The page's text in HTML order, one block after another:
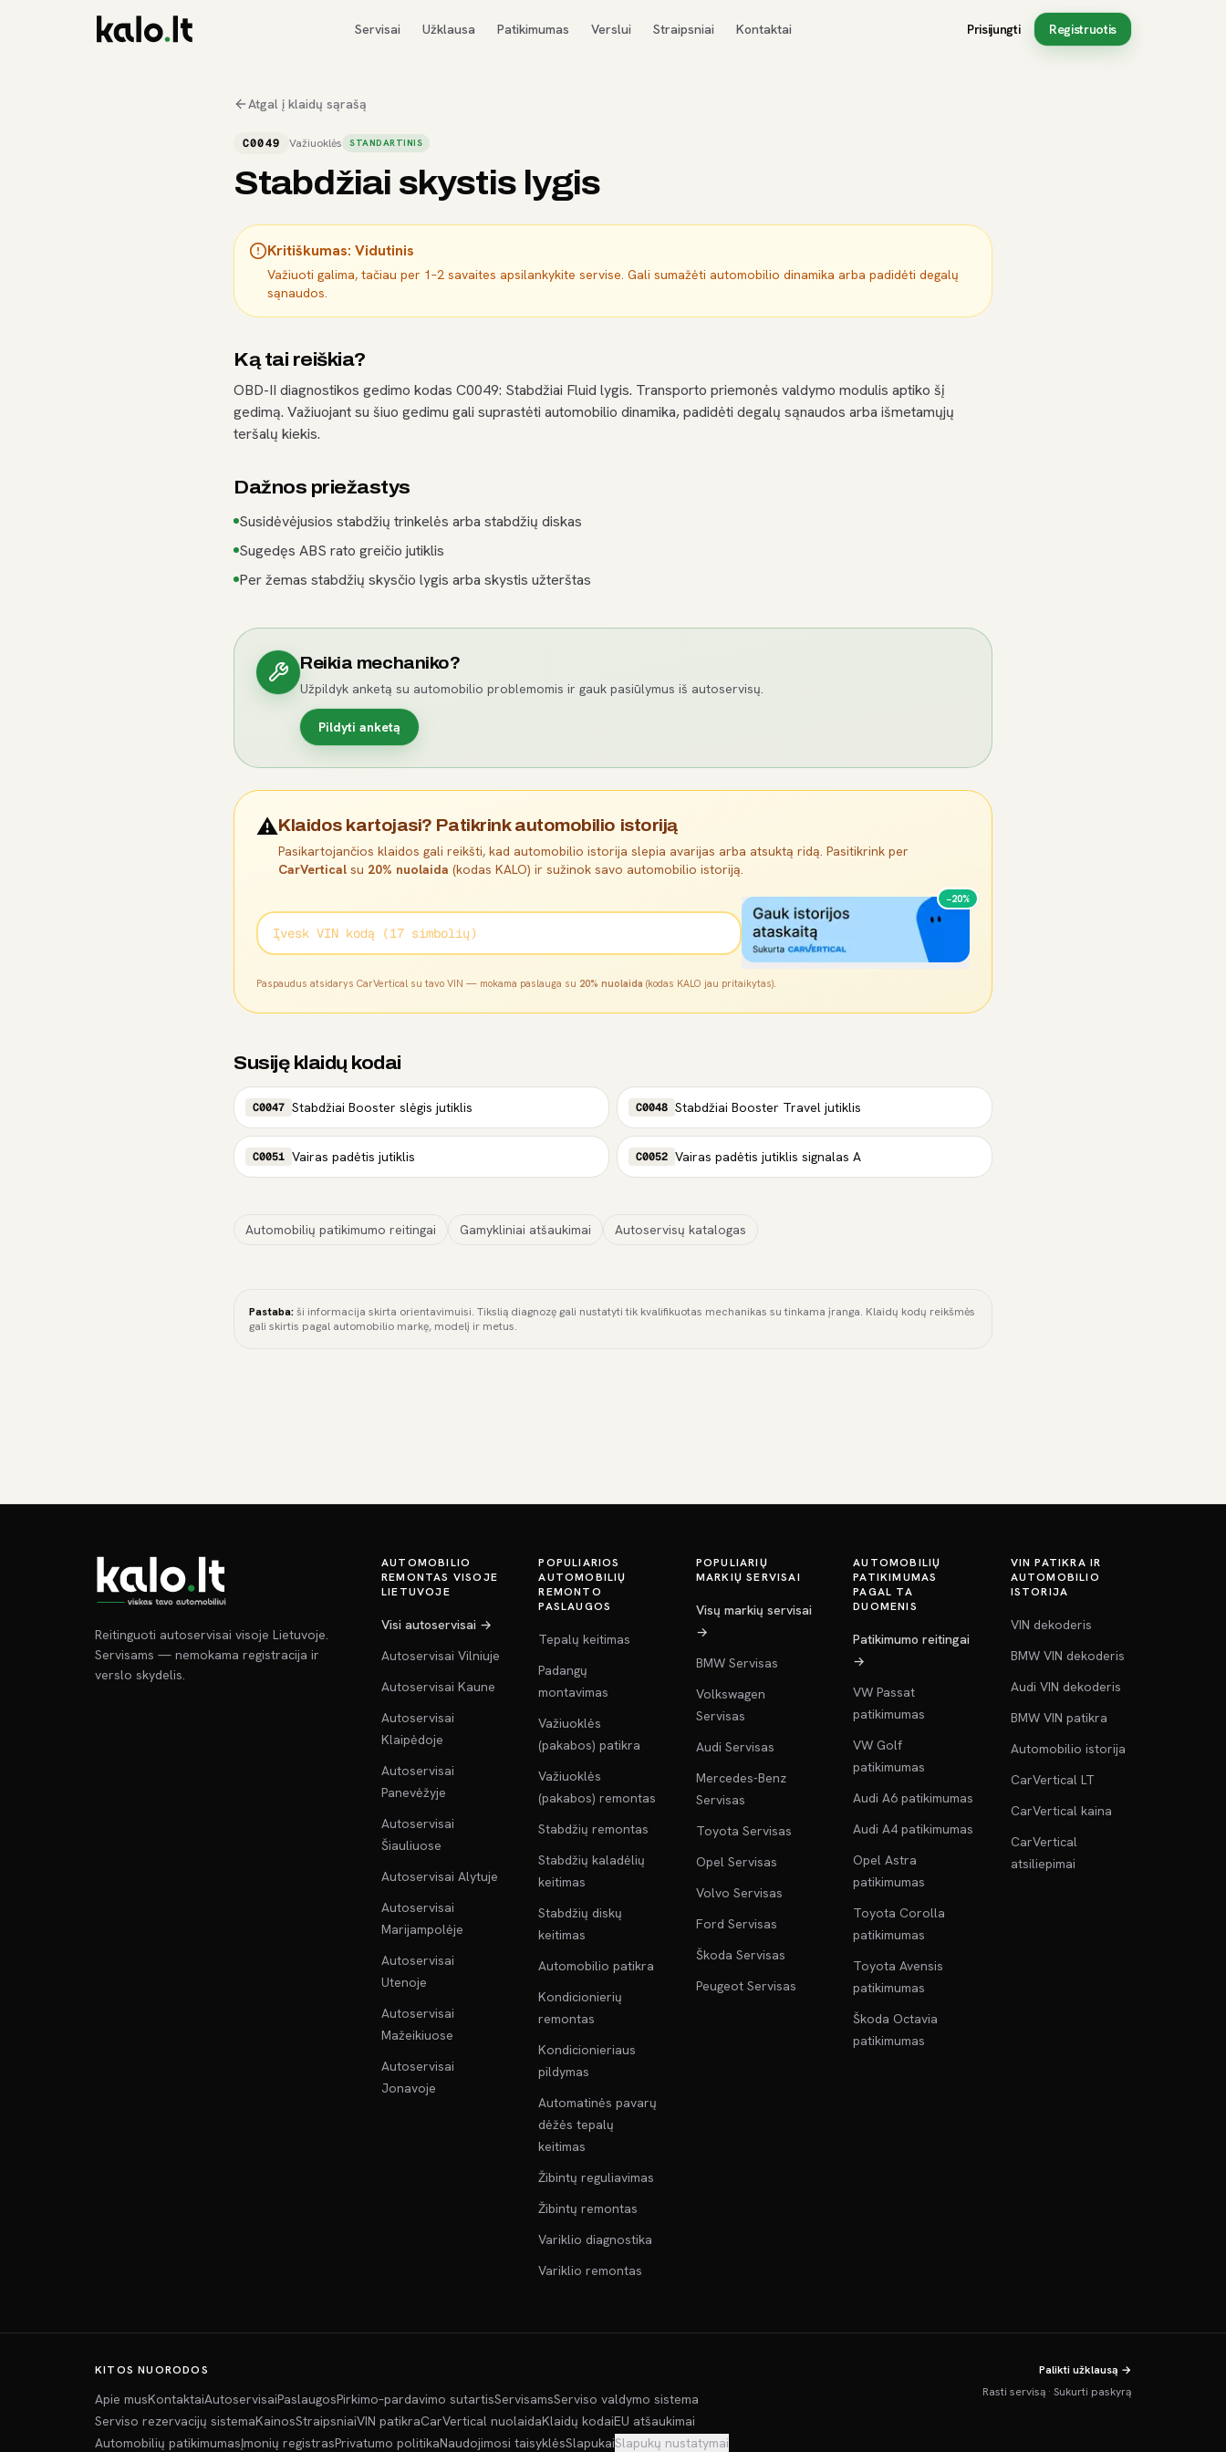
Servisai Užklausa Patikimumas Verslui Straipsniai Kontaktai Prisijungti Registruotis
Atgal į klaidų sąrašą
C0049 Važiuoklės STANDARTINIS
Stabdžiai skystis lygis
Kritiškumas: Vidutinis
Važiuoti galima, tačiau per 1–2 savaites apsilankykite servise. Gali sumažėti automobilio dinamika arba padidėti degalų
sąnaudos.
Ką tai reiškia?
OBD-II diagnostikos gedimo kodas C0049: Stabdžiai Fluid lygis. Transporto priemonės valdymo modulis aptiko šį
gedimą. Važiuojant su šiuo gedimu gali suprastėti automobilio dinamika, padidėti degalų sąnaudos arba išmetamųjų
teršalų kiekis.
Dažnos priežastys
Susidėvėjusios stabdžių trinkelės arba stabdžių diskas
Sugedęs ABS rato greičio jutiklis
Per žemas stabdžių skysčio lygis arba skystis užterštas
Reikia mechaniko?
Užpildyk anketą su automobilio problemomis ir gauk pasiūlymus iš autoservisų.
Pildyti anketą
⚠️Klaidos kartojasi? Patikrink automobilio istoriją
Pasikartojančios klaidos gali reikšti, kad automobilio istorija slepia avarijas arba atsuktą ridą. Pasitikrink per
CarVertical su 20% nuolaida (kodas KALO) ir sužinok savo automobilio istoriją.
−20%
Paspaudus atsidarys CarVertical su tavo VIN — mokama paslauga su 20% nuolaida (kodas KALO jau pritaikytas).
Susiję klaidų kodai
C0047 Stabdžiai Booster slėgis jutiklis C0048 Stabdžiai Booster Travel jutiklis
C0051 Vairas padėtis jutiklis C0052 Vairas padėtis jutiklis signalas A
Automobilių patikimumo reitingai Gamykliniai atšaukimai Autoservisų katalogas
Pastaba:ši informacija skirta orientavimuisi. Tikslią diagnozę gali nustatyti tik kvalifikuotas mechanikas su tinkama įranga. Klaidų kodų reikšmės
gali skirtis pagal automobilio markę, modelį ir metus.
Reitinguoti autoservisai visoje Lietuvoje.
Servisams — nemokama registracija ir
verslo skydelis.
AUTOMOBILIO
REMONTAS VISOJE
LIETUVOJE
Visi autoservisai →
Autoservisai Vilniuje
Autoservisai Kaune
Autoservisai
Klaipėdoje
Autoservisai
Panevėžyje
Autoservisai
Šiauliuose
Autoservisai Alytuje
Autoservisai
Marijampolėje
Autoservisai
Utenoje
Autoservisai
Mažeikiuose
Autoservisai
Jonavoje
POPULIARIOS
AUTOMOBILIŲ
REMONTO
PASLAUGOS
Tepalų keitimas
Padangų
montavimas
Važiuoklės
(pakabos) patikra
Važiuoklės
(pakabos) remontas
Stabdžių remontas
Stabdžių kaladėlių
keitimas
Stabdžių diskų
keitimas
Automobilio patikra
Kondicionierių
remontas
Kondicionieriaus
pildymas
Automatinės pavarų
dėžės tepalų
keitimas
Žibintų reguliavimas
Žibintų remontas
Variklio diagnostika
Variklio remontas
POPULIARIŲ
MARKIŲ SERVISAI
Visų markių servisai
→
BMW Servisas
Volkswagen
Servisas
Audi Servisas
Mercedes-Benz
Servisas
Toyota Servisas
Opel Servisas
Volvo Servisas
Ford Servisas
Škoda Servisas
Peugeot Servisas
AUTOMOBILIŲ
PATIKIMUMAS
PAGAL TA
DUOMENIS
Patikimumo reitingai
→
VW Passat
patikimumas
VW Golf
patikimumas
Audi A6 patikimumas
Audi A4 patikimumas
Opel Astra
patikimumas
Toyota Corolla
patikimumas
Toyota Avensis
patikimumas
Škoda Octavia
patikimumas
VIN PATIKRA IR
AUTOMOBILIO
ISTORIJA
VIN dekoderis
BMW VIN dekoderis
Audi VIN dekoderis
BMW VIN patikra
Automobilio istorija
CarVertical LT
CarVertical kaina
CarVertical
atsiliepimai
KITOS NUORODOS
Apie musKontaktaiAutoservisaiPaslaugosPirkimo–pardavimo sutartisServisamsServiso valdymo sistema
Serviso rezervacijų sistemaKainosStraipsniaiVIN patikraCarVertical nuolaidaKlaidų kodaiEU atšaukimai
Automobilių patikimumasĮmonių registrasPrivatumo politikaNaudojimosi taisyklėsSlapukaiSlapukų nustatymai
Palikti užklausą →
Rasti servisą· Sukurti paskyrą